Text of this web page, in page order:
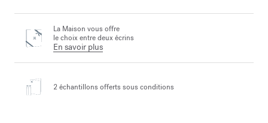
La Maison vous offre
le choix entre deux écrins
En savoir plus
2 échantillons offerts sous conditions